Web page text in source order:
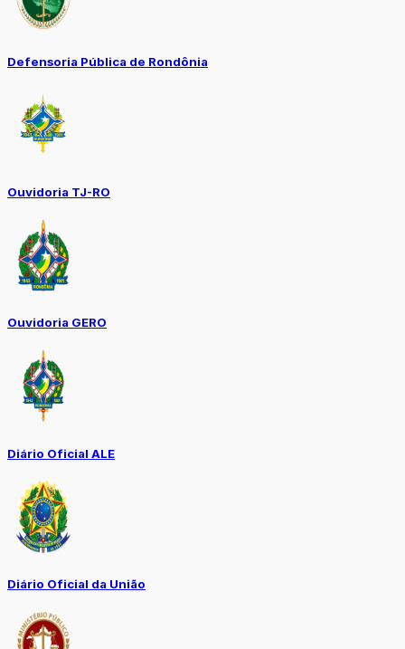
Defensoria Pública de Rondônia
Ouvidoria TJ-RO
Ouvidoria GERO
Diário Oficial ALE
Diário Oficial da União